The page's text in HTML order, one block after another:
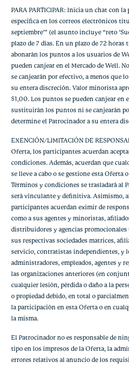
PARA PARTICIPAR: Inicia un chat con la
especifica en los correos electrónicos
septiembre’” (el asunto incluye “reto
plazo de 7 días. En un plazo de 72 horas
abonarán los puntos a los usuarios de
pueden canjear en el Mercado de Well.
se canjearán por efectivo, a menos que
su entera discreción. Valor minorista
$1,00. Los puntos se pueden canjear en
sustituirán los puntos ni se canjearán
determine el Patrocinador a su entera
EXENCIÓN/LIMITACIÓN DE
Oferta, los participantes acuerdan
condiciones. Además, acuerdan que
se lleve a cabo o se gestione esta Oferta
Términos y condiciones se trasladará al
será vinculante y definitiva. Asimismo,
participantes acuerdan eximir de
como a sus agentes y minoristas,
distribuidores y agencias promocionales
sus respectivas sociedades matrices,
servicio, contratistas independientes, y
administradores, empleados, agentes y
las organizaciones anteriores (en
cualquier lesión, pérdida o daño a la
o propiedad debido, en total o
la participación en esta Oferta o en
la misma.
El Patrocinador no es responsable de
tipo en los impresos de la Oferta, la
errores relativos al anuncio de los